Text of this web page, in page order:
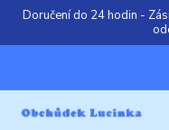
Doručení do 24 hodin -